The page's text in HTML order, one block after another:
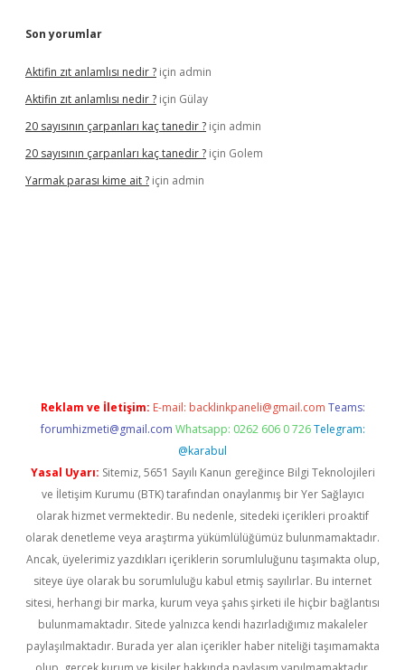
Son yorumlar
Aktifin zıt anlamlısı nedir ? için admin
Aktifin zıt anlamlısı nedir ? için Gülay
20 sayısının çarpanları kaç tanedir ? için admin
20 sayısının çarpanları kaç tanedir ? için Golem
Yarmak parası kime ait ? için admin
Reklam ve İletişim: E-mail: backlinkpaneli@gmail.com Teams:
forumhizmeti@gmail.com Whatsapp: 0262 606 0 726 Telegram:
@karabul
Yasal Uyarı: Sitemiz, 5651 Sayılı Kanun gereğince Bilgi Teknolojileri
ve İletişim Kurumu (BTK) tarafından onaylanmış bir Yer Sağlayıcı
olarak hizmet vermektedir. Bu nedenle, sitedeki içerikleri proaktif
olarak denetleme veya araştırma yükümlülüğümüz bulunmamaktadır.
Ancak, üyelerimiz yazdıkları içeriklerin sorumluluğunu taşımakta olup,
siteye üye olarak bu sorumluluğu kabul etmiş sayılırlar. Bu internet
sitesi, herhangi bir marka, kurum veya şahıs şirketi ile hiçbir bağlantısı
bulunmamaktadır. Sitede yalnızca kendi hazırladığımız makaleler
paylaşılmaktadır. Burada yer alan içerikler haber niteliği taşımamakta